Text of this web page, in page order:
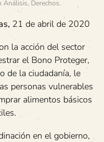
Análisis, Derechos.
21 de abril de 2020
la acción del sector
el Bono Proteger,
de la ciudadanía, le
personas vulnerables
alimentos básicos
en el gobierno,